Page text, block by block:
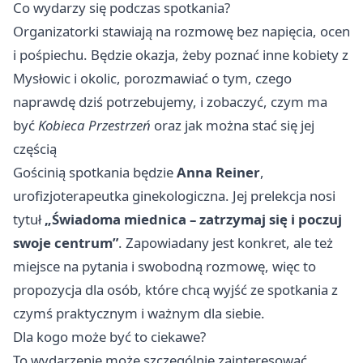
Co wydarzy się podczas spotkania?
Organizatorki stawiają na rozmowę bez napięcia, ocen
i pośpiechu. Będzie okazja, żeby poznać inne kobiety z
Mysłowic i okolic, porozmawiać o tym, czego
naprawdę dziś potrzebujemy, i zobaczyć, czym ma
byćKobieca Przestrzeń oraz jak można stać się jej
częścią
Gościnią spotkania będzieAnna Reiner,
urofizjoterapeutka ginekologiczna. Jej prelekcja nosi
tytuł„Świadoma miednica – zatrzymaj się i poczuj
swoje centrum”. Zapowiadany jest konkret, ale też
miejsce na pytania i swobodną rozmowę, więc to
propozycja dla osób, które chcą wyjść ze spotkania z
czymś praktycznym i ważnym dla siebie.
Dla kogo może być to ciekawe?